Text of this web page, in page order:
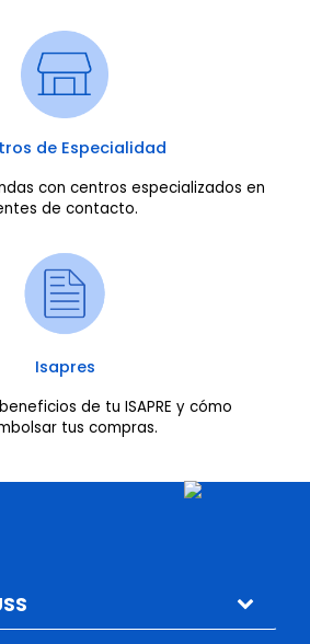
de Especialidad
con centros especializados en
de contacto.
Isapres
de tu ISAPRE y cómo
tus compras.